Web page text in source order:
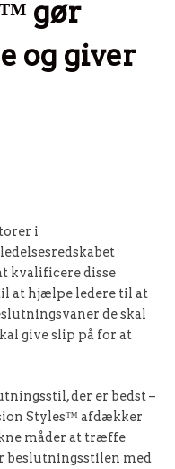
gør
og giver
i
kvalificere disse
at hjælpe ledere til at
de skal
give slip på for at
der er bedst –
Styles™ afdækker
måder at træffe
beslutningsstilen med